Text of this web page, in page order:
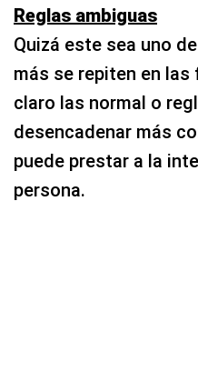
Reglas ambiguas
Quizá este sea uno
más se repiten en las
claro las normal o
desencadenar más
puede prestar a la
persona.